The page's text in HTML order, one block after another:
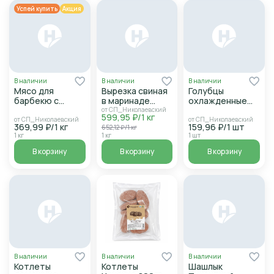
Успей купить Акция
В наличии
Мясо для
барбекю с
травами
от СП_Николаевский
369,99 ₽/1 кг
1 кг
В корзину
В наличии
Вырезка свиная
в маринаде
барбекю
от СП_Николаевский
599,95 ₽/1 кг
652,12 ₽/1 кг
1 кг
В корзину
В наличии
Голубцы
охлажденные
от СП_Николаевский
159,96 ₽/1 шт
1 шт
В корзину
В наличии
Котлеты
В наличии
Котлеты
В наличии
Шашлык